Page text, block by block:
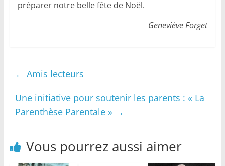
préparer notre belle fête de Noël.
Geneviève Forget
← Amis lecteurs
Une initiative pour soutenir les parents : « La
Parenthèse Parentale » →
Vous pourrez aussi aimer